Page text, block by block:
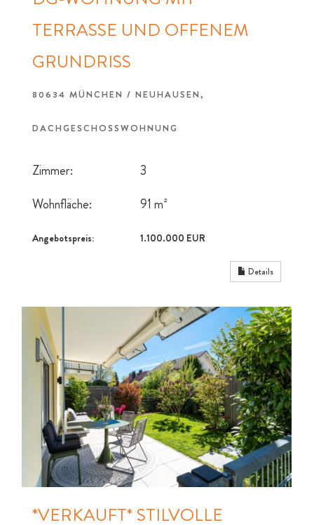
TERRASSE UND OFFENEM
GRUNDRISS
80634 MÜNCHEN / NEUHAUSEN,
DACHGESCHOSSWOHNUNG
Zimmer:
3
Wohnfläche:
91 m²
Angebotspreis: 1.100.000 EUR
Details
*VERKAUFT* STILVOLLE